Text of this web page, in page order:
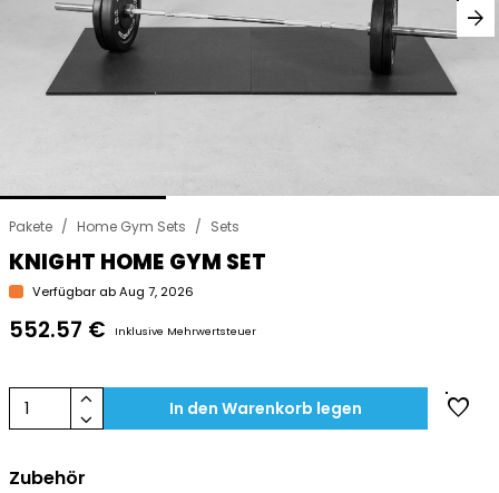
arrow_forward
Pakete / Home Gym Sets / Sets
KNIGHT HOME GYM SET
Verfügbar ab Aug 7, 2026
552.57 € Inklusive Mehrwertsteuer
1 keyboard_arrow_up
keyboard_arrow_down In den Warenkorb legen favorite
Zubehör